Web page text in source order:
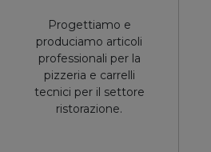
Progettiamo e
produciamo articoli
professionali per la
pizzeria e carrelli
tecnici per il settore
ristorazione.